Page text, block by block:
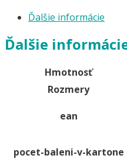
20cm
x
60m
Ďalšie informácie
Ďalšie
Hmotnosť
Rozmery
ean
pocet-baleni-v-kartone